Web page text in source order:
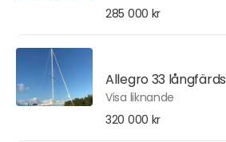
285 000 kr
Allegro 33
Visa liknande
320 000 kr